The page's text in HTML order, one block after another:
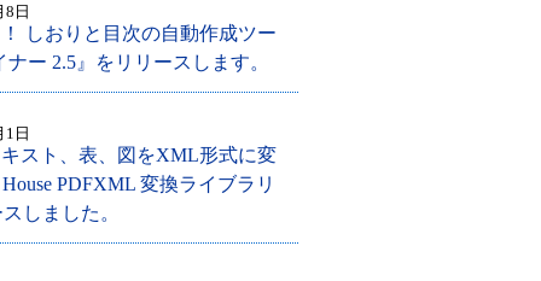
8日
しおりと目次の自動作成ツー
ー 2.5』をリリースします。
1日
スト、表、図をXML形式に変
PDFXML 変換ライブラリ
しました。